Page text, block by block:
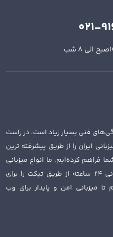
021-
فنی بسیار زیاد است، در راست
ایران را از طریق پیشرفته ترین
فراهم کرده‌ایم. ما انواع میزبانی
هاست با پلن‌های متنوع و پشتیبانی 24 ساعته از طریق تیکت را برای
میزبانی امن و پایدار برای وب